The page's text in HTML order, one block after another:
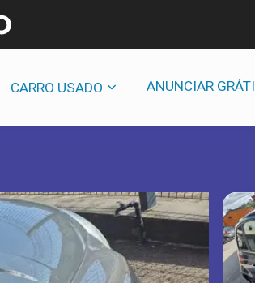
CARRO USADO ANUNCIAR